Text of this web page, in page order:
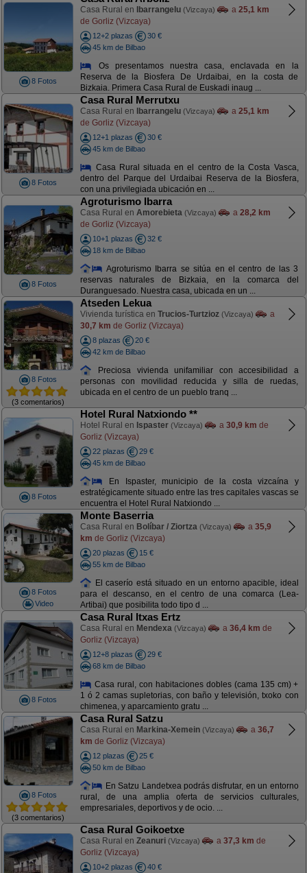
8 Fotos
Casa Rural en Ibarrangelu (Vizcaya) a 25,1 km
de Gorliz (Vizcaya)
12+2 plazas
30 €
45 km de Bilbao
Os presentamos nuestra casa, enclavada en la
Reserva de la Biosfera De Urdaibai, en la costa de
Bizkaia. Primera Casa Rural de Euskadi inaug ...
8 Fotos
Casa Rural Merrutxu
Casa Rural en Ibarrangelu (Vizcaya) a 25,1 km
de Gorliz (Vizcaya)
12+1 plazas
30 €
45 km de Bilbao
Casa Rural situada en el centro de la Costa Vasca,
dentro del Parque del Urdaibai Reserva de la Biosfera,
con una privilegiada ubicación en ...
8 Fotos
Agroturismo Ibarra
Casa Rural en Amorebieta (Vizcaya) a 28,2 km
de Gorliz (Vizcaya)
10+1 plazas
32 €
18 km de Bilbao
Agroturismo Ibarra se sitúa en el centro de las 3
reservas naturales de Bizkaia, en la comarca del
Duranguesado. Nuestra casa, ubicada en un ...
8 Fotos
(3 comentarios)
Atseden Lekua
Vivienda turística en Trucios-Turtzioz (Vizcaya)
a
30,7 km de Gorliz (Vizcaya)
8 plazas
20 €
42 km de Bilbao
Preciosa vivienda unifamiliar con accesibilidad a
personas con movilidad reducida y silla de ruedas,
ubicada en el centro de un pueblo tranq ...
8 Fotos
Hotel Rural Natxiondo **
Hotel Rural en Ispaster (Vizcaya) a 30,9 km de
Gorliz (Vizcaya)
22 plazas
29 €
45 km de Bilbao
En Ispaster, municipio de la costa vizcaína y
estratégicamente situado entre las tres capitales vascas se
encuentra el Hotel Rural Natxiondo ...
8 Fotos
Video
Monte Baserria
Casa Rural en Bolíbar / Ziortza (Vizcaya) a 35,9
km de Gorliz (Vizcaya)
20 plazas
15 €
55 km de Bilbao
El caserío está situado en un entorno apacible, ideal
para el descanso, en el centro de una comarca (Lea-
Artibai) que posibilita todo tipo d ...
8 Fotos
Casa Rural Itxas Ertz
Casa Rural en Mendexa (Vizcaya) a 36,4 km de
Gorliz (Vizcaya)
12+8 plazas
29 €
68 km de Bilbao
Casa rural, con habitaciones dobles (cama 135 cm) +
1 ó 2 camas supletorias, con baño y televisión, txoko con
chimenea, y aparcamiento gratu ...
8 Fotos
(3 comentarios)
Casa Rural Satzu
Casa Rural en Markina-Xemein (Vizcaya) a 36,7
km de Gorliz (Vizcaya)
12 plazas
25 €
50 km de Bilbao
En Satzu Landetxea podrás disfrutar, en un entorno
rural, de una amplia oferta de servicios culturales,
empresariales, deportivos y de ocio. ...
Casa Rural Goikoetxe
Casa Rural en Zeanuri (Vizcaya) a 37,3 km de
Gorliz (Vizcaya)
10+2 plazas
40 €